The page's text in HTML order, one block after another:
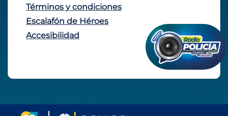
Términos y condiciones
Escalafón de Héroes
Accesibilidad